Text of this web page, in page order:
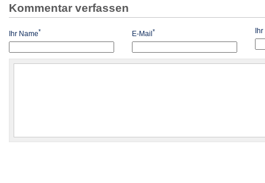
Kommentar verfassen
Ihr Name* E-Mail *